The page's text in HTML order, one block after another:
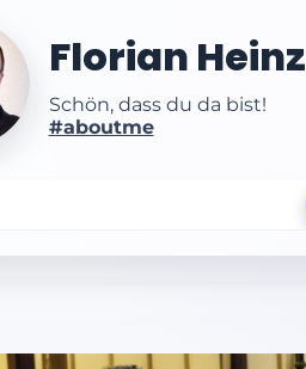
Florian Heinz
Schön, dass du da bist!
#aboutme